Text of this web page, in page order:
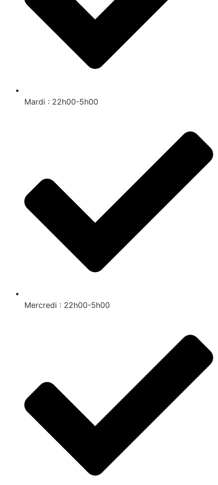
Mardi : 22h00-5h00
Mercredi : 22h00-5h00